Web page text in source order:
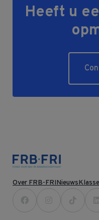
Heeft u
Over FRB-FRINieuws